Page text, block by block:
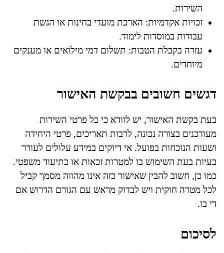
השירות.
זכויות אקדמיות: הארכת מועדי בחינות או הגשת
עבודות במוסדות לימוד.
עזרה בקבלת הטבות: תשלום דמי מילואים או מענקים
מיוחדים.
דגשים חשובים בבקשת האישור
בעת בקשת האישור, יש לוודא כי כל פרטי השירות
מעודכנים בצורה נכונה, לרבות תאריכים, פרטי היחידה
ושעות הנוכחות בפועל. אי דיוקים במידע עלולים לעורר
בעיות בעת השימוש בו למטרות זכאות או כתיעוד משפטי.
כמו כן, חשוב להבין שאישור כזה אינו מהווה מסמך קביל
לכל מטרה חוקית ויש לבדוק מראש עם הגורם הדרוש אם
די בו.
לסיכום